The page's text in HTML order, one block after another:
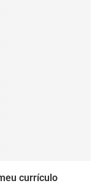
currículo